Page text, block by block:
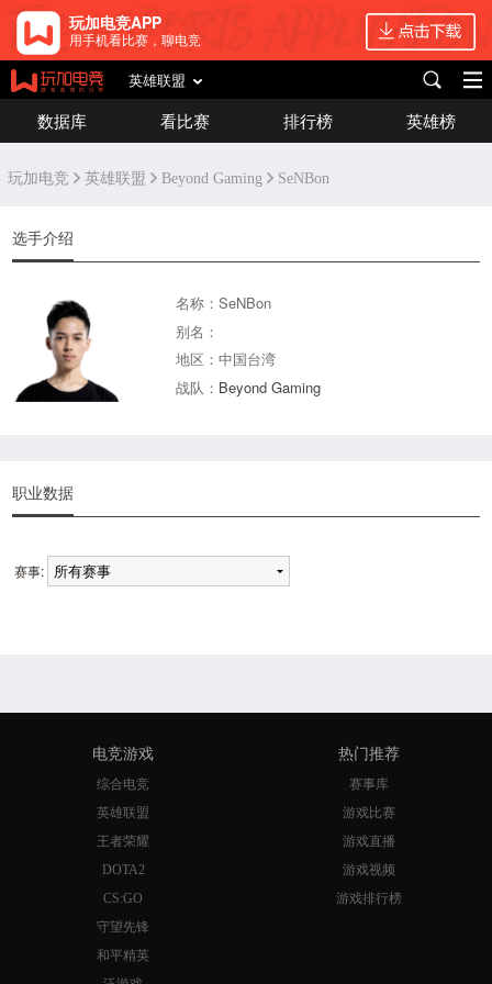
玩加电竞APP
用手机看比赛，聊电竞
英雄联盟
数据库 看比赛 排行榜 英雄榜
玩加电竞 英雄联盟 Beyond Gaming SeNBon
选手介绍
名称：SeNBon
别名：
地区：中国台湾
战队： Beyond Gaming
职业数据
赛事:
电竞游戏
综合电竞
英雄联盟
王者荣耀
DOTA2
CS:GO
守望先锋
和平精英
热门推荐
赛事库
游戏比赛
游戏直播
游戏视频
游戏排行榜